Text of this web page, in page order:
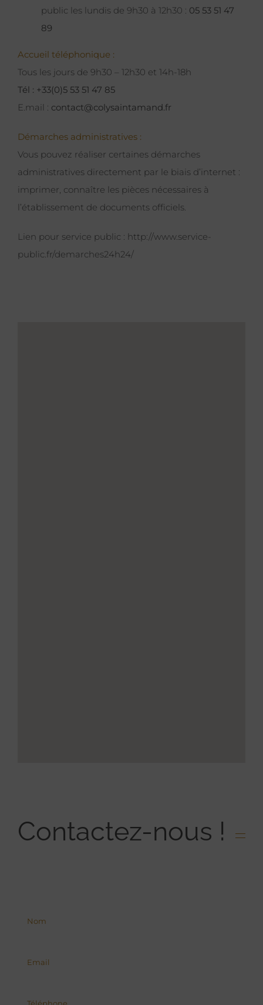
public les lundis de 9h30 à 12h30 : 05 53 51 47
89
Accueil téléphonique :
Tous les jours de 9h30 – 12h30 et 14h-18h
Tél : +33(0)5 53 51 47 85
E.mail : contact@colysaintamand.fr
Démarches administratives :
Vous pouvez réaliser certaines démarches
administratives directement par le biais d’internet :
imprimer, connaître les pièces nécessaires à
l’établissement de documents officiels.
Lien pour service public : http://www.service-
public.fr/demarches24h24/
Contactez-nous !